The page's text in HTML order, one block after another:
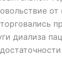
диализа